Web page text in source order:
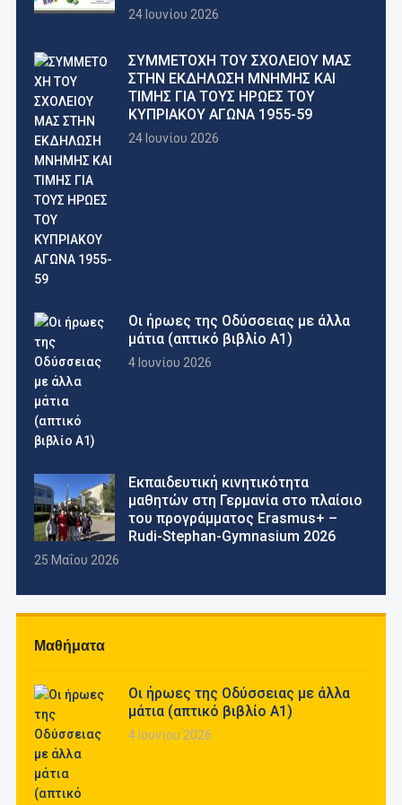
24 Ιουνίου 2026
ΣΥΜΜΕΤΟΧΗ ΤΟΥ ΣΧΟΛΕΙΟΥ ΜΑΣ
ΣΤΗΝ ΕΚΔΗΛΩΣΗ ΜΝΗΜΗΣ ΚΑΙ
ΤΙΜΗΣ ΓΙΑ ΤΟΥΣ ΗΡΩΕΣ ΤΟΥ
ΚΥΠΡΙΑΚΟΥ ΑΓΩΝΑ 1955-59
24 Ιουνίου 2026
Οι ήρωες της Οδύσσειας με άλλα
μάτια (απτικό βιβλίο Α1)
4 Ιουνίου 2026
Εκπαιδευτική κινητικότητα
μαθητών στη Γερμανία στο πλαίσιο
του προγράμματος Erasmus+ –
Rudi-Stephan-Gymnasium 2026
25 Μαΐου 2026
Μαθήματα
Οι ήρωες της Οδύσσειας με άλλα
μάτια (απτικό βιβλίο Α1)
4 Ιουνίου 2026